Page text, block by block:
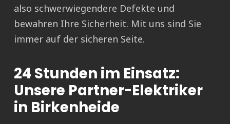
also schwerwiegendere Defekte und
bewahren Ihre Sicherheit. Mit uns sind Sie
immer auf der sicheren Seite.
24 Stunden im Einsatz:
Unsere Partner-Elektriker
in Birkenheide